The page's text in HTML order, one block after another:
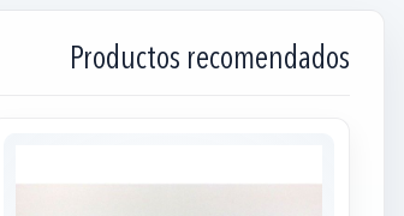
Productos recomendados